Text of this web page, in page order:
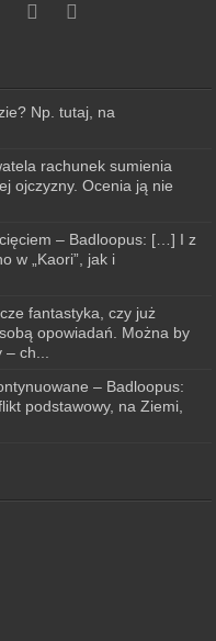
Np. tutaj, na
rachunek sumienia
ojczyzny. Ocenia ją nie
– Badloopus: […] I z
w „Kaori”, jak i
fantastyka, czy już
opowiadań. Można by
– ch...
– Badloopus:
podstawowy, na Ziemi,